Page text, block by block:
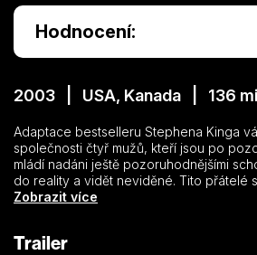
Hodnocení:
2003 | USA, Kanada | 136
Adaptace bestselleru Stephena Kinga
společnosti čtyř mužů, kteří jsou po
mládí nadáni ještě pozoruhodnějšími
do reality a vidět neviděné. Tito přátelé
tradiční pánskou jízdu do lovecké chaty
všechna předešlá. Objeví se cosi, co je
Zobrazit více
Trailer